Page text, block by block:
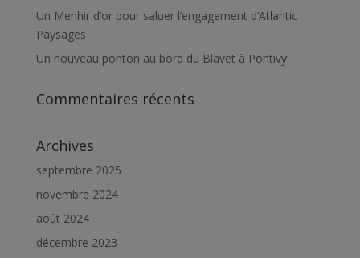
Un Menhir d’or pour saluer l’engagement d’Atlantic
Paysages
Un nouveau ponton au bord du Blavet à Pontivy
Commentaires récents
Archives
septembre 2025
novembre 2024
août 2024
décembre 2023